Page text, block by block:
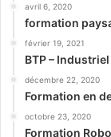
avril 6, 2020
formation
février 19, 2021
BTP – Industriel
décembre 22, 2020
Formation en
octobre 23, 2020
Formation